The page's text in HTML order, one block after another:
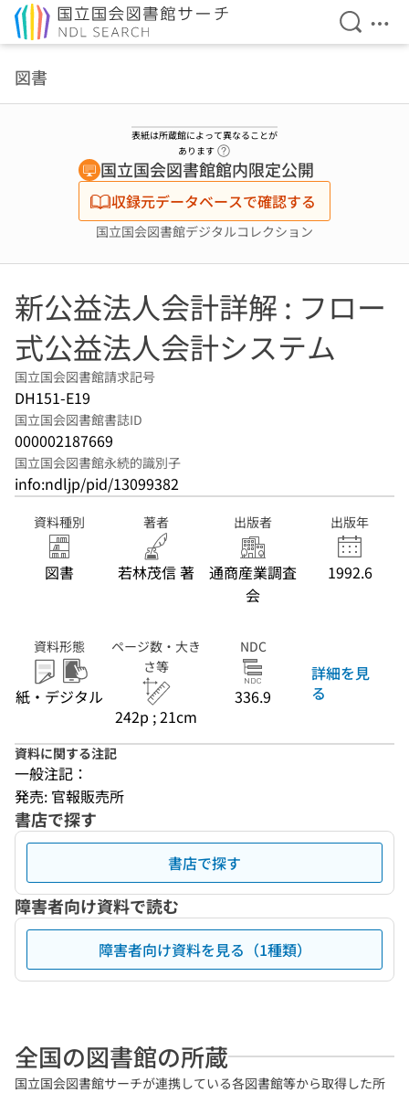
検索を
メ
図書
表紙は所蔵館によって異なることが
あります
国立国会図書館館内限定公開
収録元データベースで確認する
国立国会図書館デジタルコレクション
新公益法人会計詳解 : フロー
式公益法人会計システム
国立国会図書館請求記号
DH151-E19
国立国会図書館書誌ID
000002187669
国立国会図書館永続的識別子
info:ndljp/pid/13099382
資料種別
図書
著者
若林茂信 著
出版者
通商産業調査
会
出版年
1992.6
資料形態
紙・デジタル
ページ数・大き
さ等
242p ; 21cm
NDC
336.9
詳細を見
る
資料に関する注記
一般注記：
発売: 官報販売所
書店で探す
書店で探す
障害者向け資料で読む
障害者向け資料を見る（1種類）
全国の図書館の所蔵
国立国会図書館サーチが連携している各図書館等から取得した所